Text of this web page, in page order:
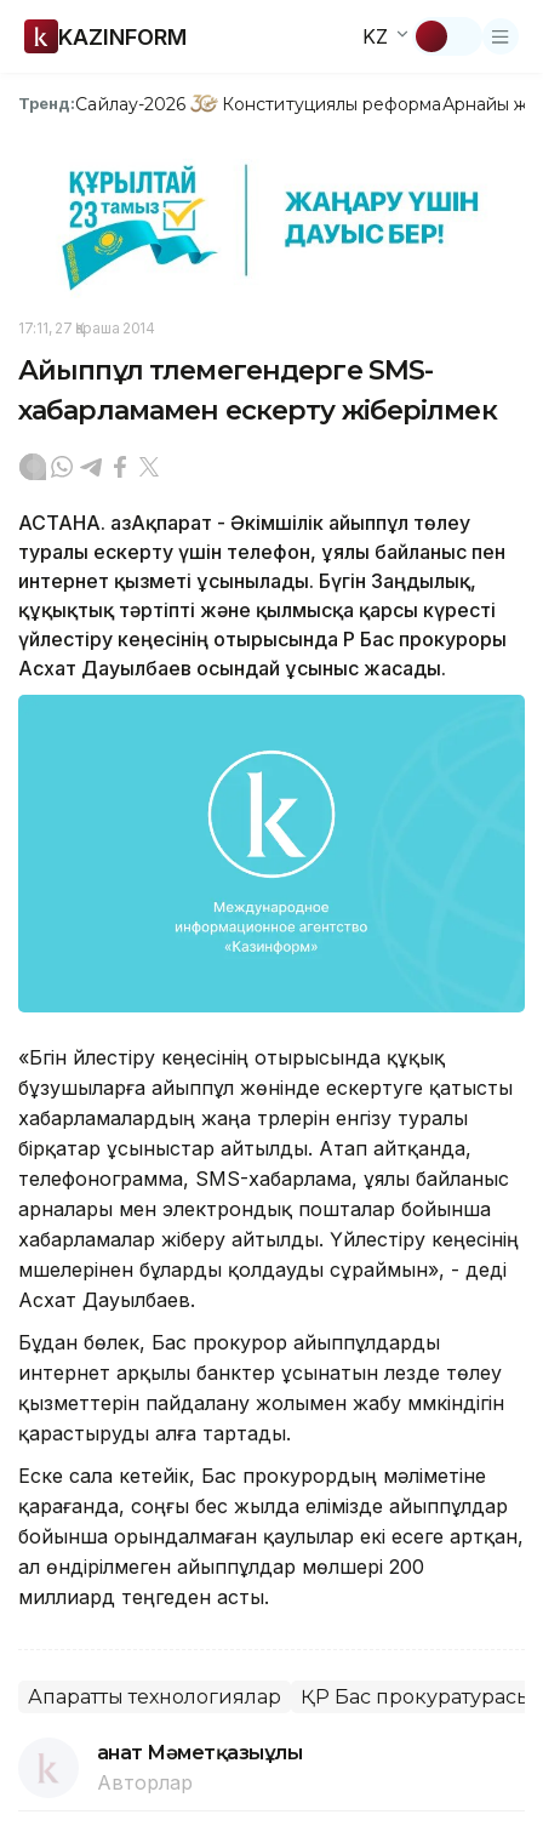
KAZINFORM KZ
Тренд:Сайлау-2026 Конституциялық реформаАрнайы
17:11, 27 Қараша 2014
Айыппұл төлемегендерге SMS-
хабарламамен ескерту жіберілмек
АСТАНА. ҚазАқпарат - Әкімшілік айыппұл төлеу
туралы ескерту үшін телефон, ұялы байланыс пен
интернет қызметі ұсынылады. Бүгін Заңдылық,
құқықтық тәртіпті және қылмысқа қарсы күресті
үйлестіру кеңесінің отырысында ҚР Бас прокуроры
Асхат Дауылбаев осындай ұсыныс жасады.
«Бүгін үйлестіру кеңесінің отырысында құқық
бұзушыларға айыппұл жөнінде ескертуге қатысты
хабарламалардың жаңа түрлерін енгізу туралы
бірқатар ұсыныстар айтылды. Атап айтқанда,
телефонограмма, SMS-хабарлама, ұялы байланыс
арналары мен электрондық пошталар бойынша
хабарламалар жіберу айтылды. Үйлестіру кеңесінің
мүшелерінен бұларды қолдауды сұраймын», - деді
Асхат Дауылбаев.
Бұдан бөлек, Бас прокурор айыппұлдарды
интернет арқылы банктер ұсынатын лезде төлеу
қызметтерін пайдалану жолымен жабу мүмкіндігін
қарастыруды алға тартады.
Еске сала кетейік, Бас прокурордың мәліметіне
қарағанда, соңғы бес жылда елімізде айыппұлдар
бойынша орындалмаған қаулылар екі есеге артқан,
ал өндірілмеген айыппұлдар мөлшері 200
миллиард теңгеден асты.
Ақпараттық технологиялар ҚР Бас прокуратурасы
Қанат Мәметқазыұлы
Авторлар